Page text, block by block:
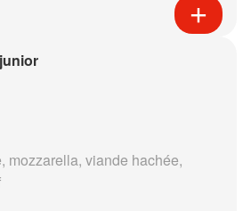
mozzarella, viande hachée,